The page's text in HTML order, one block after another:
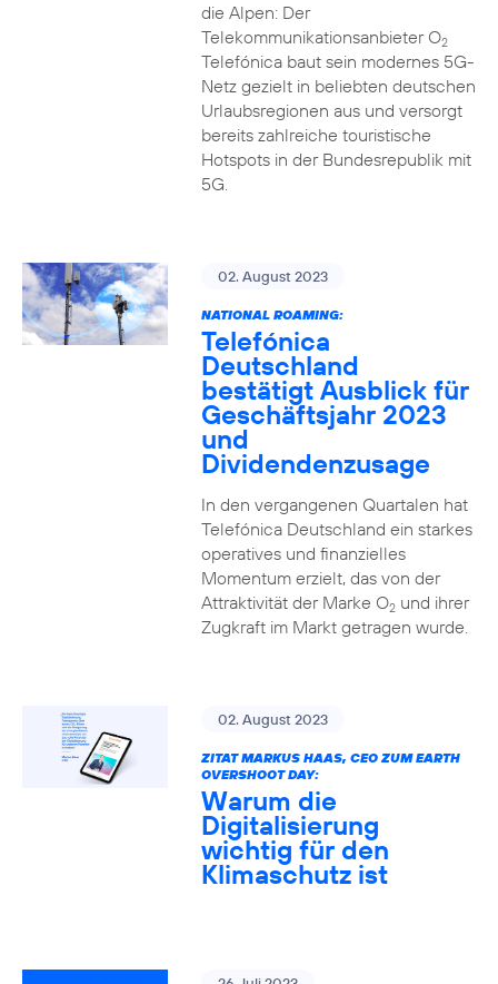
die Alpen: Der
Telekommunikationsanbieter O2
Telefónica baut sein modernes 5G-
Netz gezielt in beliebten deutschen
Urlaubsregionen aus und versorgt
bereits zahlreiche touristische
Hotspots in der Bundesrepublik mit
5G.
02. August 2023
NATIONAL ROAMING:
Telefónica
Deutschland
bestätigt Ausblick für
Geschäftsjahr 2023
und
Dividendenzusage
In den vergangenen Quartalen hat
Telefónica Deutschland ein starkes
operatives und finanzielles
Momentum erzielt, das von der
Attraktivität der Marke O2und ihrer
Zugkraft im Markt getragen wurde.
02. August 2023
ZITAT MARKUS HAAS, CEO ZUM EARTH
OVERSHOOT DAY:
Warum die
Digitalisierung
wichtig für den
Klimaschutz ist